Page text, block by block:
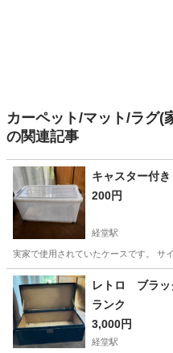
カーペット/マット/ラグ(
の関連記事
キャスター付
200円
経堂駅
実家で使用されていたケースです。 サ
東京 世田谷区 収
レトロ ブラ
ランク
3,000円
経堂駅